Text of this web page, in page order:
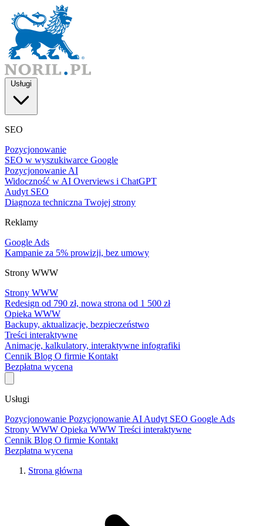
Usługi
SEO
Pozycjonowanie
SEO w wyszukiwarce Google
Pozycjonowanie AI
Widoczność w AI Overviews i ChatGPT
Audyt SEO
Diagnoza techniczna Twojej strony
Reklamy
Google Ads
Kampanie za 5% prowizji, bez umowy
Strony WWW
Strony WWW
Redesign od 790 zł, nowa strona od 1 500 zł
Opieka WWW
Backupy, aktualizacje, bezpieczeństwo
Treści interaktywne
Animacje, kalkulatory, interaktywne infografiki
Cennik Blog O firmie Kontakt
Bezpłatna wycena
Usługi
Pozycjonowanie Pozycjonowanie AI Audyt SEO Google Ads
Strony WWW Opieka WWW Treści interaktywne
Cennik Blog O firmie Kontakt
Bezpłatna wycena
Strona główna